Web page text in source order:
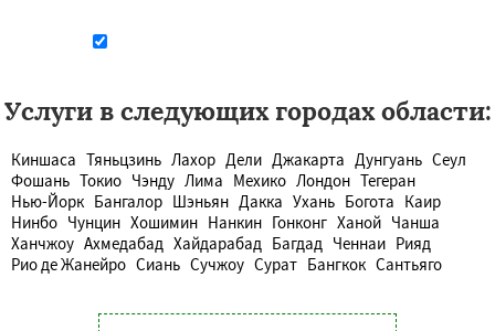
Услуги в следующих городах области:
Киншаса Тяньцзинь Лахор Дели Джакарта Дунгуань Сеул
Фошань Токио Чэнду Лима Мехико Лондон Тегеран
Нью-Йорк Бангалор Шэньян Дакка Ухань Богота Каир
Нинбо Чунцин Хошимин Нанкин Гонконг Ханой Чанша
Ханчжоу Ахмедабад Хайдарабад Багдад Ченнаи Рияд
Рио де Жанейро Сиань Сучжоу Сурат Бангкок Сантьяго